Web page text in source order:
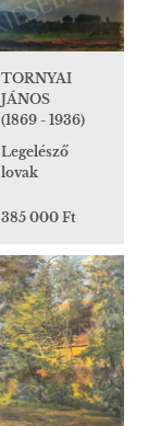
TORNYAI
JÁNOS
(1869 - 1936)
Legelésző
lovak
385 000 Ft